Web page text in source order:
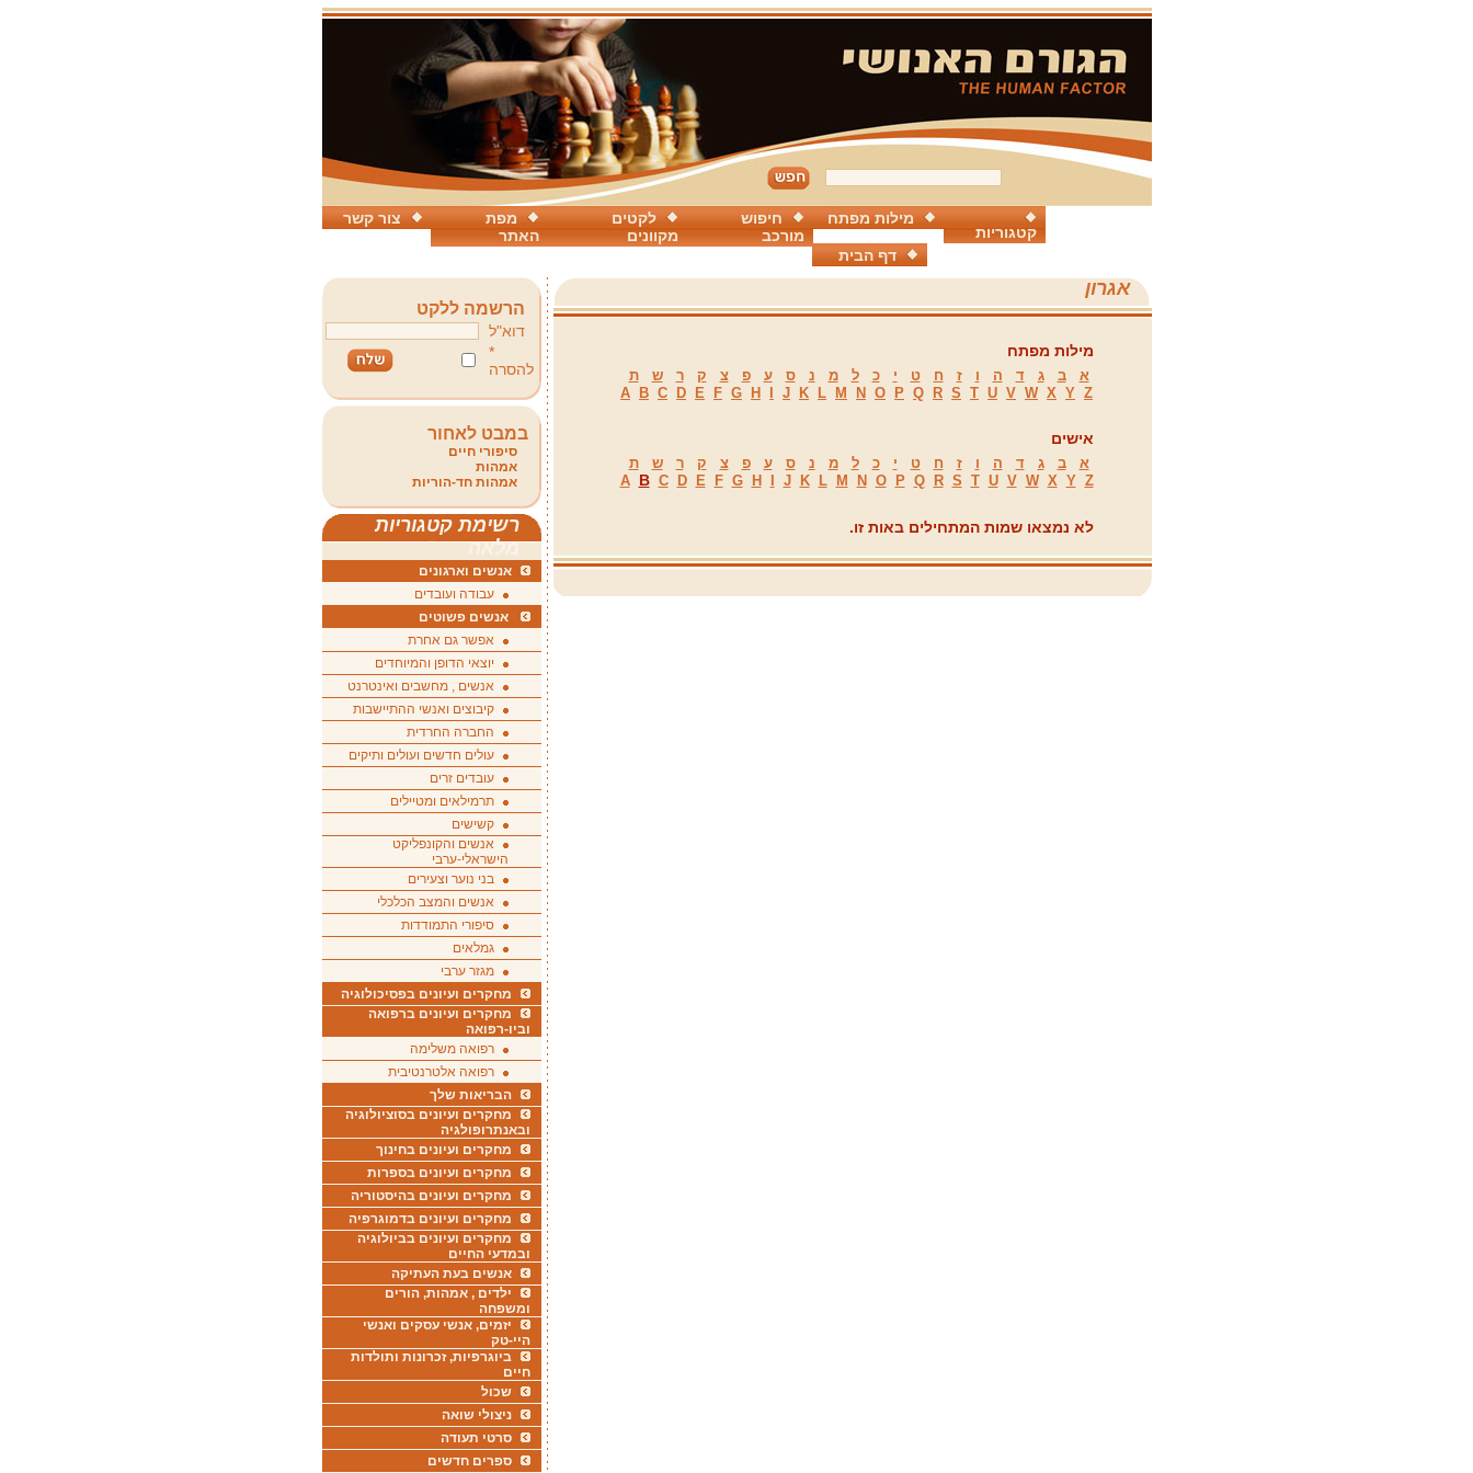
צור קשר
מפת
האתר
לקטים
מקוונים
חיפוש
מורכב
מילות מפתח
קטגוריות
דף הבית
אגרון
מילות מפתח
א ב ג ד ה ו ז ח ט י כ ל מ נ ס ע פ צ ק ר ש
ת
A
B C D E F G H J K L M N O P Q R S T U V W X Y Z
אישים
א ב ג ד ה ו ז ח ט י כ ל מ נ ס ע פ צ ק ר ש
ת
A
B C D E F G H J K L M N O P Q R S T U V W X Y Z
לא נמצאו שמות המתחילים באות זו.
הרשמה ללקט
דוא"ל
*
להסרה
במבט לאחור
סיפורי חיים
אמהות
אמהות חד-הוריות
רשימת קטגוריות
מלאה
אנשים וארגונים
עבודה ועובדים
אנשים פשוטים
אפשר גם אחרת
יוצאי הדופן והמיוחדים
אנשים , מחשבים ואינטרנט
קיבוצים ואנשי ההתיישבות
החברה החרדית
עולים חדשים ועולים ותיקים
עובדים זרים
תרמילאים ומטיילים
קשישים
אנשים והקונפליקט
הישראלי-ערבי
בני נוער וצעירים
אנשים והמצב הכלכלי
סיפורי התמודדות
גמלאים
מגזר ערבי
מחקרים ועיונים בפסיכולוגיה
מחקרים ועיונים ברפואה
וביו-רפואה
רפואה משלימה
רפואה אלטרנטיבית
הבריאות שלך
מחקרים ועיונים בסוציולוגיה
ובאנתרופולגיה
מחקרים ועיונים בחינוך
מחקרים ועיונים בספרות
מחקרים ועיונים בהיסטוריה
מחקרים ועיונים בדמוגרפיה
מחקרים ועיונים בביולוגיה
ובמדעי החיים
אנשים בעת העתיקה
ילדים , אמהות, הורים
ומשפחה
יזמים, אנשי עסקים ואנשי
היי-טק
ביוגרפיות, זכרונות ותולדות
חיים
שכול
ניצולי שואה
סרטי תעודה
ספרים חדשים